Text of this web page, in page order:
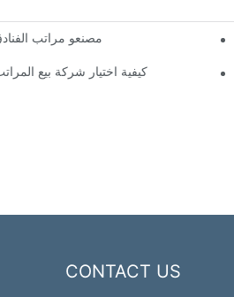
مصنعو مراتب
كيفية اختيار شركة بيع
CONTACT US